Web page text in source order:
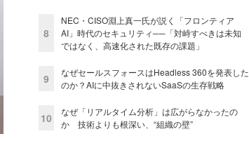
8
NEC・CISO淵上真一氏が説く「フロンティア
AI」時代のセキュリティ──「対峙すべきは未知
ではなく、高速化された既存の課題」
9
なぜセールスフォースはHeadless 360を発表した
のか？AIに中抜きされないSaaSの生存戦略
10
なぜ「リアルタイム分析」は広がらなかったの
か 技術よりも根深い、“組織の壁”